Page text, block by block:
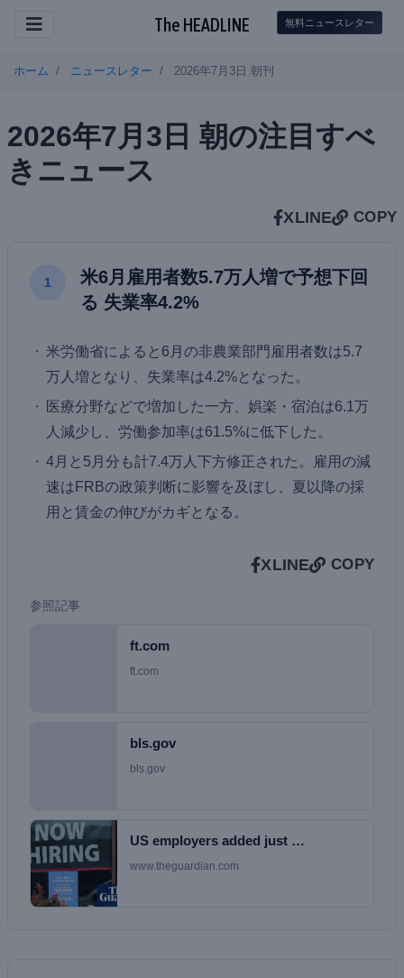
The HEADLINE 無料ニュースレター
ホーム ニュースレター 2026年7月3日 朝刊
2026年7月3日 朝の注目すべ
きニュース
XLINE COPY
1
米6月雇用者数5.7万人増で予想下回
る 失業率4.2%
米労働省によると6月の非農業部門雇用者数は5.7
万人増となり、失業率は4.2%となった。
医療分野などで増加した一方、娯楽・宿泊は6.1万
人減少し、労働参加率は61.5%に低下した。
4月と5月分も計7.4万人下方修正された。雇用の減
速はFRBの政策判断に影響を及ぼし、夏以降の採
用と賃金の伸びがカギとなる。
XLINE COPY
参照記事
ft.com
ft.com
bls.gov
bls.gov
US employers added just …
www.theguardian.com